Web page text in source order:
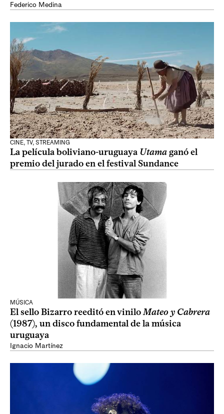
Federico Medina
CINE, TV, STREAMING
La película boliviano-uruguaya Utamaganó el
premio del jurado en el festival Sundance
MÚSICA
El sello Bizarro reeditó en viniloMateo y Cabrera
(1987), un disco fundamental de la música
uruguaya
Ignacio Martínez